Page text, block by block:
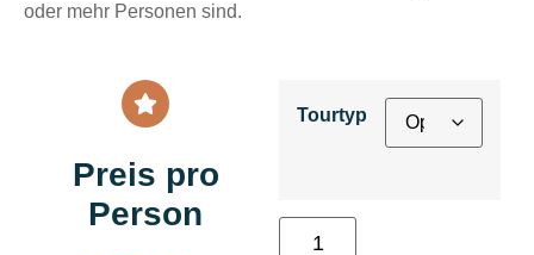
oder mehr Personen sind.
Preis pro
Person
Tourtyp